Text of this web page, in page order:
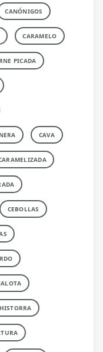
CANÓNIGOS
CARAMELO
PICADA
CAVA
CEBOLLAS